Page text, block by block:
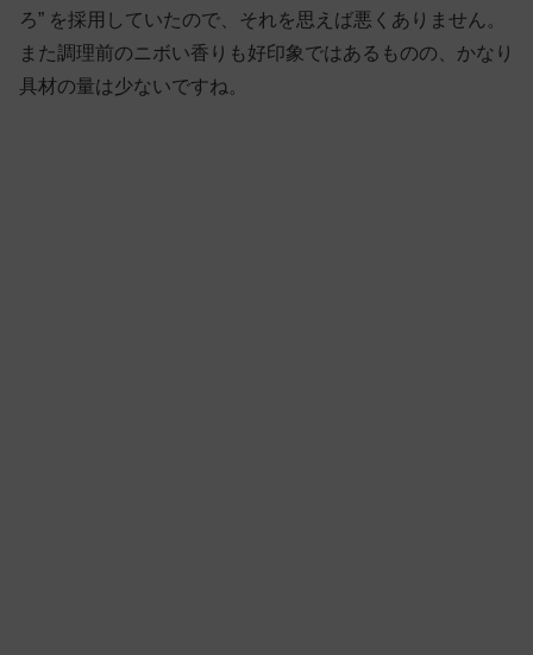
ろ” を採用していたので、それを思えば悪くありません。
また調理前のニボい香りも好印象ではあるものの、かなり
具材の量は少ないですね。